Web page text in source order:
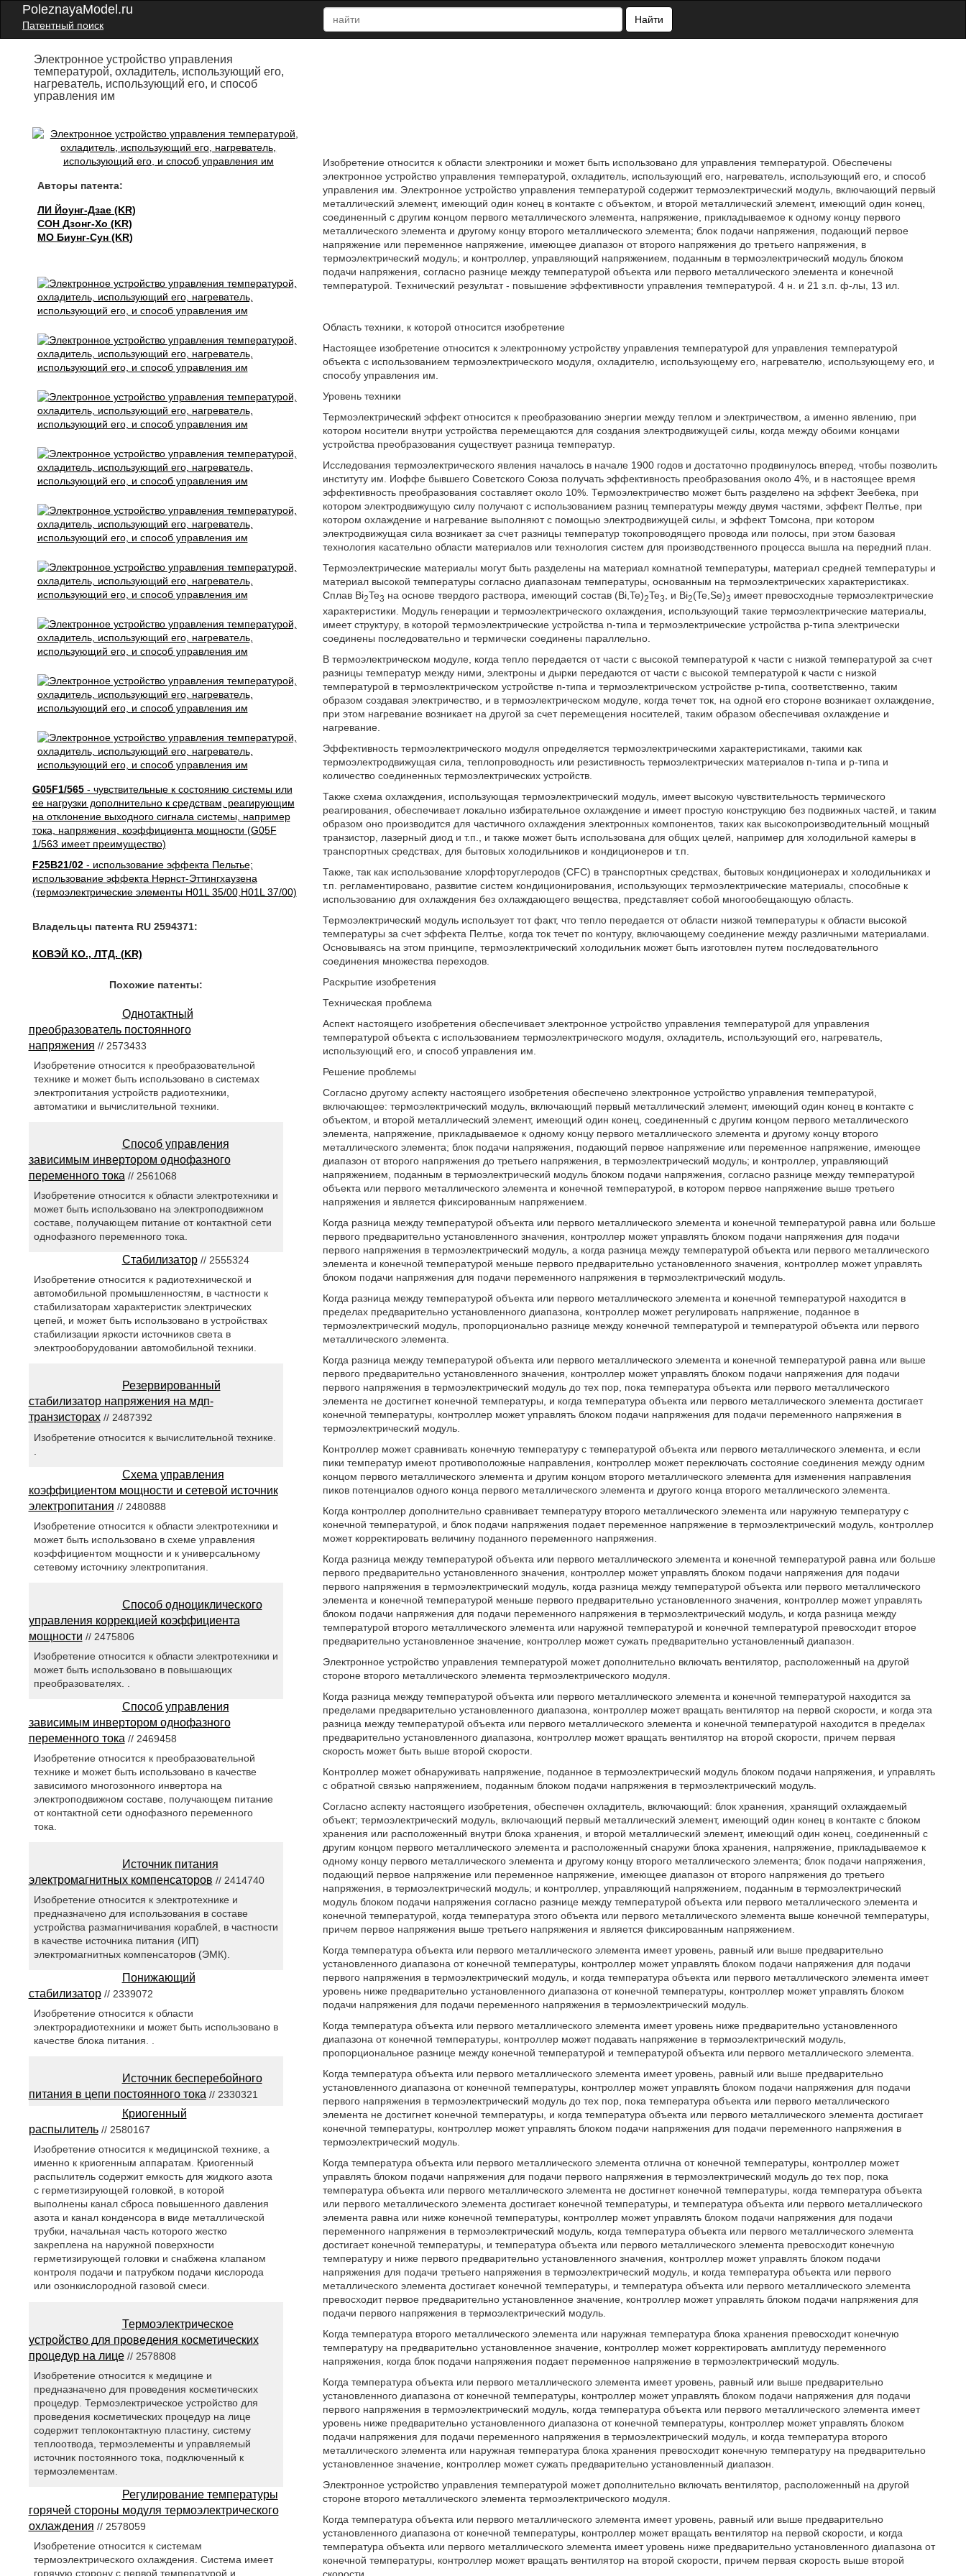
PoleznayaModel.ru
Патентный поиск
Найти
Электронное устройство управления
температурой, охладитель, использующий его,
нагреватель, использующий его, и способ
управления им
Авторы патента:
ЛИ Йоунг-Дзае (KR)
СОН Дзонг-Хо (KR)
МО Биунг-Сун (KR)
G05F1/565- чувствительные к состоянию системы или
ее нагрузки дополнительно к средствам, реагирующим
на отклонение выходного сигнала системы, например
тока, напряжения, коэффициента мощности (G05F
1/563 имеет преимущество)
F25B21/02- использование эффекта Пельтье;
использование эффекта Нернст-Эттингхаузена
(термоэлектрические элементы H01L 35/00,H01L 37/00)
Владельцы патента RU 2594371:
КОВЭЙ КО., ЛТД. (KR)
Изобретение относится к области электроники и может быть использовано для управления температурой. Обеспечены
электронное устройство управления температурой, охладитель, использующий его, нагреватель, использующий его, и способ
управления им. Электронное устройство управления температурой содержит термоэлектрический модуль, включающий первый
металлический элемент, имеющий один конец в контакте с объектом, и второй металлический элемент, имеющий один конец,
соединенный с другим концом первого металлического элемента, напряжение, прикладываемое к одному концу первого
металлического элемента и другому концу второго металлического элемента; блок подачи напряжения, подающий первое
напряжение или переменное напряжение, имеющее диапазон от второго напряжения до третьего напряжения, в
термоэлектрический модуль; и контроллер, управляющий напряжением, поданным в термоэлектрический модуль блоком
подачи напряжения, согласно разнице между температурой объекта или первого металлического элемента и конечной
температурой. Технический результат - повышение эффективности управления температурой. 4 н. и 21 з.п. ф-лы, 13 ил.
Область техники, к которой относится изобретение
Настоящее изобретение относится к электронному устройству управления температурой для управления температурой
объекта с использованием термоэлектрического модуля, охладителю, использующему его, нагревателю, использующему его, и
способу управления им.
Уровень техники
Термоэлектрический эффект относится к преобразованию энергии между теплом и электричеством, а именно явлению, при
котором носители внутри устройства перемещаются для создания электродвижущей силы, когда между обоими концами
устройства преобразования существует разница температур.
Исследования термоэлектрического явления началось в начале 1900 годов и достаточно продвинулось вперед, чтобы позволить
институту им. Иоффе бывшего Советского Союза получать эффективность преобразования около 4%, и в настоящее время
эффективность преобразования составляет около 10%. Термоэлектричество может быть разделено на эффект Зеебека, при
котором электродвижущую силу получают с использованием разниц температуры между двумя частями, эффект Пелтье, при
котором охлаждение и нагревание выполняют с помощью электродвижущей силы, и эффект Томсона, при котором
электродвижущая сила возникает за счет разницы температур токопроводящего провода или полосы, при этом базовая
технология касательно области материалов или технология систем для производственного процесса вышла на передний план.
Термоэлектрические материалы могут быть разделены на материал комнатной температуры, материал средней температуры и
материал высокой температуры согласно диапазонам температуры, основанным на термоэлектрических характеристиках.
Сплав Bi2Te3 на основе твердого раствора, имеющий состав (Bi,Te)2Te3 , и Bi2(Te,Se)3 имеет превосходные термоэлектрические
характеристики. Модуль генерации и термоэлектрического охлаждения, использующий такие термоэлектрические материалы,
имеет структуру, в которой термоэлектрические устройства n-типа и термоэлектрические устройства р-типа электрически
соединены последовательно и термически соединены параллельно.
В термоэлектрическом модуле, когда тепло передается от части с высокой температурой к части с низкой температурой за счет
разницы температур между ними, электроны и дырки передаются от части с высокой температурой к части с низкой
температурой в термоэлектрическом устройстве n-типа и термоэлектрическом устройстве р-типа, соответственно, таким
образом создавая электричество, и в термоэлектрическом модуле, когда течет ток, на одной его стороне возникает охлаждение,
при этом нагревание возникает на другой за счет перемещения носителей, таким образом обеспечивая охлаждение и
нагревание.
Эффективность термоэлектрического модуля определяется термоэлектрическими характеристиками, такими как
термоэлектродвижущая сила, теплопроводность или резистивность термоэлектрических материалов n-типа и р-типа и
количество соединенных термоэлектрических устройств.
Также схема охлаждения, использующая термоэлектрический модуль, имеет высокую чувствительность термического
реагирования, обеспечивает локально избирательное охлаждение и имеет простую конструкцию без подвижных частей, и таким
образом оно производится для частичного охлаждения электронных компонентов, таких как высокопроизводительный мощный
транзистор, лазерный диод и т.п., и также может быть использована для общих целей, например для холодильной камеры в
транспортных средствах, для бытовых холодильников и кондиционеров и т.п.
Также, так как использование хлорфторуглеродов (CFC) в транспортных средствах, бытовых кондиционерах и холодильниках и
т.п. регламентировано, развитие систем кондиционирования, использующих термоэлектрические материалы, способные к
использованию для охлаждения без охлаждающего вещества, представляет собой многообещающую область.
Термоэлектрический модуль использует тот факт, что тепло передается от области низкой температуры к области высокой
температуры за счет эффекта Пелтье, когда ток течет по контуру, включающему соединение между различными материалами.
Основываясь на этом принципе, термоэлектрический холодильник может быть изготовлен путем последовательного
соединения множества переходов.
Раскрытие изобретения
Техническая проблема
Аспект настоящего изобретения обеспечивает электронное устройство управления температурой для управления
температурой объекта с использованием термоэлектрического модуля, охладитель, использующий его, нагреватель,
использующий его, и способ управления им.
Решение проблемы
Согласно другому аспекту настоящего изобретения обеспечено электронное устройство управления температурой,
включающее: термоэлектрический модуль, включающий первый металлический элемент, имеющий один конец в контакте с
объектом, и второй металлический элемент, имеющий один конец, соединенный с другим концом первого металлического
элемента, напряжение, прикладываемое к одному концу первого металлического элемента и другому концу второго
металлического элемента; блок подачи напряжения, подающий первое напряжение или переменное напряжение, имеющее
диапазон от второго напряжения до третьего напряжения, в термоэлектрический модуль; и контроллер, управляющий
напряжением, поданным в термоэлектрический модуль блоком подачи напряжения, согласно разнице между температурой
объекта или первого металлического элемента и конечной температурой, в котором первое напряжение выше третьего
напряжения и является фиксированным напряжением.
Когда разница между температурой объекта или первого металлического элемента и конечной температурой равна или больше
первого предварительно установленного значения, контроллер может управлять блоком подачи напряжения для подачи
первого напряжения в термоэлектрический модуль, а когда разница между температурой объекта или первого металлического
элемента и конечной температурой меньше первого предварительно установленного значения, контроллер может управлять
блоком подачи напряжения для подачи переменного напряжения в термоэлектрический модуль.
Когда разница между температурой объекта или первого металлического элемента и конечной температурой находится в
пределах предварительно установленного диапазона, контроллер может регулировать напряжение, поданное в
термоэлектрический модуль, пропорционально разнице между конечной температурой и температурой объекта или первого
металлического элемента.
Когда разница между температурой объекта или первого металлического элемента и конечной температурой равна или выше
первого предварительно установленного значения, контроллер может управлять блоком подачи напряжения для подачи
первого напряжения в термоэлектрический модуль до тех пор, пока температура объекта или первого металлического
элемента не достигнет конечной температуры, и когда температура объекта или первого металлического элемента достигает
конечной температуры, контроллер может управлять блоком подачи напряжения для подачи переменного напряжения в
термоэлектрический модуль.
Контроллер может сравнивать конечную температуру с температурой объекта или первого металлического элемента, и если
пики температур имеют противоположные направления, контроллер может переключать состояние соединения между одним
концом первого металлического элемента и другим концом второго металлического элемента для изменения направления
пиков потенциалов одного конца первого металлического элемента и другого конца второго металлического элемента.
Когда контроллер дополнительно сравнивает температуру второго металлического элемента или наружную температуру с
конечной температурой, и блок подачи напряжения подает переменное напряжение в термоэлектрический модуль, контроллер
может корректировать величину поданного переменного напряжения.
Когда разница между температурой объекта или первого металлического элемента и конечной температурой равна или больше
первого предварительно установленного значения, контроллер может управлять блоком подачи напряжения для подачи
первого напряжения в термоэлектрический модуль, когда разница между температурой объекта или первого металлического
элемента и конечной температурой меньше первого предварительно установленного значения, контроллер может управлять
блоком подачи напряжения для подачи переменного напряжения в термоэлектрический модуль, и когда разница между
температурой второго металлического элемента или наружной температурой и конечной температурой превосходит второе
предварительно установленное значение, контроллер может сужать предварительно установленный диапазон.
Электронное устройство управления температурой может дополнительно включать вентилятор, расположенный на другой
стороне второго металлического элемента термоэлектрического модуля.
Когда разница между температурой объекта или первого металлического элемента и конечной температурой находится за
пределами предварительно установленного диапазона, контроллер может вращать вентилятор на первой скорости, и когда эта
разница между температурой объекта или первого металлического элемента и конечной температурой находится в пределах
предварительно установленного диапазона, контроллер может вращать вентилятор на второй скорости, причем первая
скорость может быть выше второй скорости.
Контроллер может обнаруживать напряжение, поданное в термоэлектрический модуль блоком подачи напряжения, и управлять
с обратной связью напряжением, поданным блоком подачи напряжения в термоэлектрический модуль.
Согласно аспекту настоящего изобретения, обеспечен охладитель, включающий: блок хранения, хранящий охлаждаемый
объект; термоэлектрический модуль, включающий первый металлический элемент, имеющий один конец в контакте с блоком
хранения или расположенный внутри блока хранения, и второй металлический элемент, имеющий один конец, соединенный с
другим концом первого металлического элемента и расположенный снаружи блока хранения, напряжение, прикладываемое к
одному концу первого металлического элемента и другому концу второго металлического элемента; блок подачи напряжения,
подающий первое напряжение или переменное напряжение, имеющее диапазон от второго напряжения до третьего
напряжения, в термоэлектрический модуль; и контроллер, управляющий напряжением, поданным в термоэлектрический
модуль блоком подачи напряжения согласно разнице между температурой объекта или первого металлического элемента и
конечной температурой, когда температура этого объекта или первого металлического элемента выше конечной температуры,
причем первое напряжения выше третьего напряжения и является фиксированным напряжением.
Когда температура объекта или первого металлического элемента имеет уровень, равный или выше предварительно
установленного диапазона от конечной температуры, контроллер может управлять блоком подачи напряжения для подачи
первого напряжения в термоэлектрический модуль, и когда температура объекта или первого металлического элемента имеет
уровень ниже предварительно установленного диапазона от конечной температуры, контроллер может управлять блоком
подачи напряжения для подачи переменного напряжения в термоэлектрический модуль.
Когда температура объекта или первого металлического элемента имеет уровень ниже предварительно установленного
диапазона от конечной температуры, контроллер может подавать напряжение в термоэлектрический модуль,
пропорциональное разнице между конечной температурой и температурой объекта или первого металлического элемента.
Когда температура объекта или первого металлического элемента имеет уровень, равный или выше предварительно
установленного диапазона от конечной температуры, контроллер может управлять блоком подачи напряжения для подачи
первого напряжения в термоэлектрический модуль до тех пор, пока температура объекта или первого металлического
элемента не достигнет конечной температуры, и когда температура объекта или первого металлического элемента достигает
конечной температуры, контроллер может управлять блоком подачи напряжения для подачи переменного напряжения в
термоэлектрический модуль.
Когда температура объекта или первого металлического элемента отлична от конечной температуры, контроллер может
управлять блоком подачи напряжения для подачи первого напряжения в термоэлектрический модуль до тех пор, пока
температура объекта или первого металлического элемента не достигнет конечной температуры, когда температура объекта
или первого металлического элемента достигает конечной температуры, и температура объекта или первого металлического
элемента равна или ниже конечной температуры, контроллер может управлять блоком подачи напряжения для подачи
переменного напряжения в термоэлектрический модуль, когда температура объекта или первого металлического элемента
достигает конечной температуры, и температура объекта или первого металлического элемента превосходит конечную
температуру и ниже первого предварительно установленного значения, контроллер может управлять блоком подачи
напряжения для подачи третьего напряжения в термоэлектрический модуль, и когда температура объекта или первого
металлического элемента достигает конечной температуры, и температура объекта или первого металлического элемента
превосходит первое предварительно установленное значение, контроллер может управлять блоком подачи напряжения для
подачи первого напряжения в термоэлектрический модуль.
Когда температура второго металлического элемента или наружная температура блока хранения превосходит конечную
температуру на предварительно установленное значение, контроллер может корректировать амплитуду переменного
напряжения, когда блок подачи напряжения подает переменное напряжение в термоэлектрический модуль.
Когда температура объекта или первого металлического элемента имеет уровень, равный или выше предварительно
установленного диапазона от конечной температуры, контроллер может управлять блоком подачи напряжения для подачи
первого напряжения в термоэлектрический модуль, когда температура объекта или первого металлического элемента имеет
уровень ниже предварительно установленного диапазона от конечной температуры, контроллер может управлять блоком
подачи напряжения для подачи переменного напряжения в термоэлектрический модуль, и когда температура второго
металлического элемента или наружная температура блока хранения превосходит конечную температуру на предварительно
установленное значение, контроллер может сужать предварительно установленный диапазон.
Электронное устройство управления температурой может дополнительно включать вентилятор, расположенный на другой
стороне второго металлического элемента термоэлектрического модуля.
Когда температура объекта или первого металлического элемента имеет уровень, равный или выше предварительно
установленного диапазона от конечной температуры, контроллер может вращать вентилятор на первой скорости, и когда
температура объекта или первого металлического элемента имеет уровень ниже предварительно установленного диапазона от
конечной температуры, контроллер может вращать вентилятор на второй скорости, причем первая скорость выше второй
скорости.
Похожие патенты:
Однотактный
преобразователь постоянного
напряжения // 2573433
Изобретение относится к преобразовательной
технике и может быть использовано в системах
электропитания устройств радиотехники,
автоматики и вычислительной техники.
Способ управления
зависимым инвертором однофазного
переменного тока // 2561068
Изобретение относится к области электротехники и
может быть использовано на электроподвижном
составе, получающем питание от контактной сети
однофазного переменного тока.
Стабилизатор// 2555324
Изобретение относится к радиотехнической и
автомобильной промышленностям, в частности к
стабилизаторам характеристик электрических
цепей, и может быть использовано в устройствах
стабилизации яркости источников света в
электрооборудовании автомобильной техники.
Резервированный
стабилизатор напряжения на мдп-
транзисторах// 2487392
Изобретение относится к вычислительной технике.
Схема управления
коэффициентом мощности и сетевой источник
электропитания // 2480888
Изобретение относится к области электротехники и
может быть использовано в схеме управления
коэффициентом мощности и к универсальному
сетевому источнику электропитания.
Способ одноциклического
управления коррекцией коэффициента
мощности // 2475806
Изобретение относится к области электротехники и
может быть использовано в повышающих
преобразователях. .
Способ управления
зависимым инвертором однофазного
переменного тока // 2469458
Изобретение относится к преобразовательной
технике и может быть использовано в качестве
зависимого многозонного инвертора на
электроподвижном составе, получающем питание
от контактной сети однофазного переменного
тока.
Источник питания
электромагнитных компенсаторов // 2414740
Изобретение относится к электротехнике и
предназначено для использования в составе
устройства размагничивания кораблей, в частности
в качестве источника питания (ИП)
электромагнитных компенсаторов (ЭМК).
Понижающий
стабилизатор// 2339072
Изобретение относится к области
электрорадиотехники и может быть использовано в
качестве блока питания. .
Источник бесперебойного
питания в цепи постоянного тока// 2330321
Криогенный
распылитель// 2580167
Изобретение относится к медицинской технике, а
именно к криогенным аппаратам. Криогенный
распылитель содержит емкость для жидкого азота
с герметизирующей головкой, в которой
выполнены канал сброса повышенного давления
азота и канал конденсора в виде металлической
трубки, начальная часть которого жестко
закреплена на наружной поверхности
герметизирующей головки и снабжена клапаном
контроля подачи и патрубком подачи кислорода
или озонкислородной газовой смеси.
Термоэлектрическое
устройство для проведения косметических
процедур на лице// 2578808
Изобретение относится к медицине и
предназначено для проведения косметических
процедур. Термоэлектрическое устройство для
проведения косметических процедур на лице
содержит теплоконтактную пластину, систему
теплоотвода, термоэлементы и управляемый
источник постоянного тока, подключенный к
термоэлементам.
Регулирование температуры
горячей стороны модуля термоэлектрического
охлаждения // 2578059
Изобретение относится к системам
термоэлектрического охлаждения. Система имеет
горячую сторону с первой температурой и